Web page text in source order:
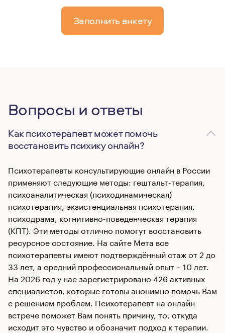
Заполнить анкету
Вопросы и ответы
Как психотерапевт может помочь
восстановить психику онлайн?
Психотерапевты консультирующие онлайн в России
применяют следующие методы: гештальт-терапия,
психоаналитическая (психодинамическая)
психотерапия, экзистенциальная психотерапия,
психодрама, когнитивно-поведенческая терапия
(КПТ). Эти методы отлично помогут восстановить
ресурсное состояние. На сайте Мета все
психотерапевты имеют подтверждённый стаж от 2 до
33 лет, а средний профессиональный опыт – 10 лет.
На 2026 год у нас зарегистрировано 426 активных
специалистов, которые готовы анонимно помочь Вам
с решением проблем. Психотерапевт на онлайн
встрече поможет Вам понять причину, то, откуда
исходит это чувство и обозначит подход к терапии.